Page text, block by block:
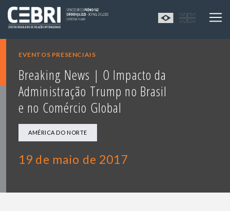
EVENTOS PRESENCIAIS
Breaking News | O Impacto da
Administração Trump no Brasil
e no Comércio Global
AMÉRICA DO NORTE
19 de maio de 2017